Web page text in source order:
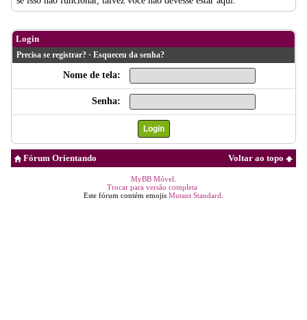
Login
Precisa se registrar? · Esqueceu da senha?
Nome de tela:
Senha:
Voltar ao topo
Fórum Orientando
MyBB Móvel
Trocar para versão completa
Este fórum contém emojis Mutant Standard